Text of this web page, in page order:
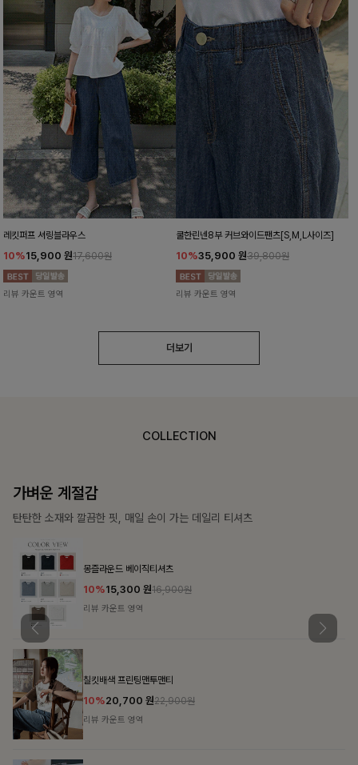
레킷퍼프 셔링블라우스
10%15,900 원17,600원
리뷰 카운트 영역
쿨한린넨8부 커브와이드팬츠[S,M,L사이즈]
10%35,900 원39,800원
리뷰 카운트 영역
더보기
COLLECTION
가장 쉬운 코디
특별한 날부터 일상까지 함께하는 룩